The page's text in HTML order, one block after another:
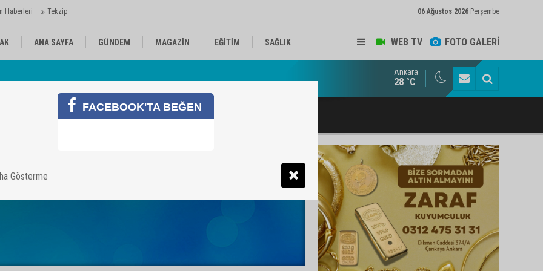
Haberleri Tekzip 06 Ağustos 2026 Perşembe
WEB TV FOTO GALERİ
ANA SAYFA GÜNDEM MAGAZİN EĞİTİM SAĞLIK
Ajansı'nda Avukat ve Arabulucu Rüstem Yiğit Ahizer'e ziyaretçi akını
Ankara
28 °C
İnam
FACEBOOK'TA BEĞEN
Gösterme